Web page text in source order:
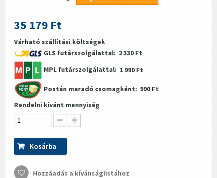
35 179 Ft
Várható szállítási költségek
GLS futárszolgálattal: 2 330 Ft
MPL futárszolgálattal: 1 990 Ft
Postán maradó csomagként: 990 Ft
Rendelni kívánt mennyiség
Kosárba
Hozzáadás a kívánságlistához